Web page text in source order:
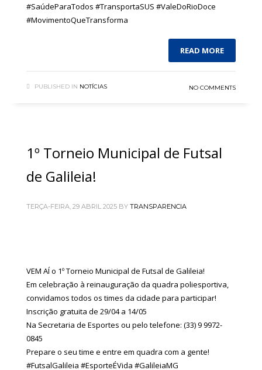
#SaúdeParaTodos #TransportaSUS #ValeDoRioDoce
#MovimentoQueTransforma
READ MORE
PUBLISHED IN NOTÍCIAS NO COMMENTS
1º Torneio Municipal de Futsal
de Galileia!
TERÇA-FEIRA, 29 ABRIL 2025 BY TRANSPARENCIA
VEM AÍ o 1º Torneio Municipal de Futsal de Galileia!
Em celebração à reinauguração da quadra poliesportiva,
convidamos todos os times da cidade para participar!
Inscrição gratuita de 29/04 a 14/05
Na Secretaria de Esportes ou pelo telefone: (33) 9 9972-
0845
Prepare o seu time e entre em quadra com a gente!
#FutsalGalileia #EsporteÉVida #GalileiaMG